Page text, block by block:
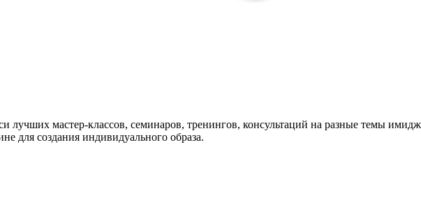
мастер-классов, семинаров, тренингов, консультаций на разные темы
для создания индивидуального образа.